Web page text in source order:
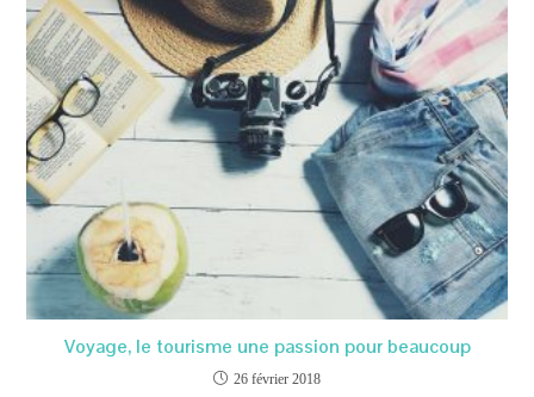
Voyage, le tourisme une passion pour beaucoup
26 février 2018